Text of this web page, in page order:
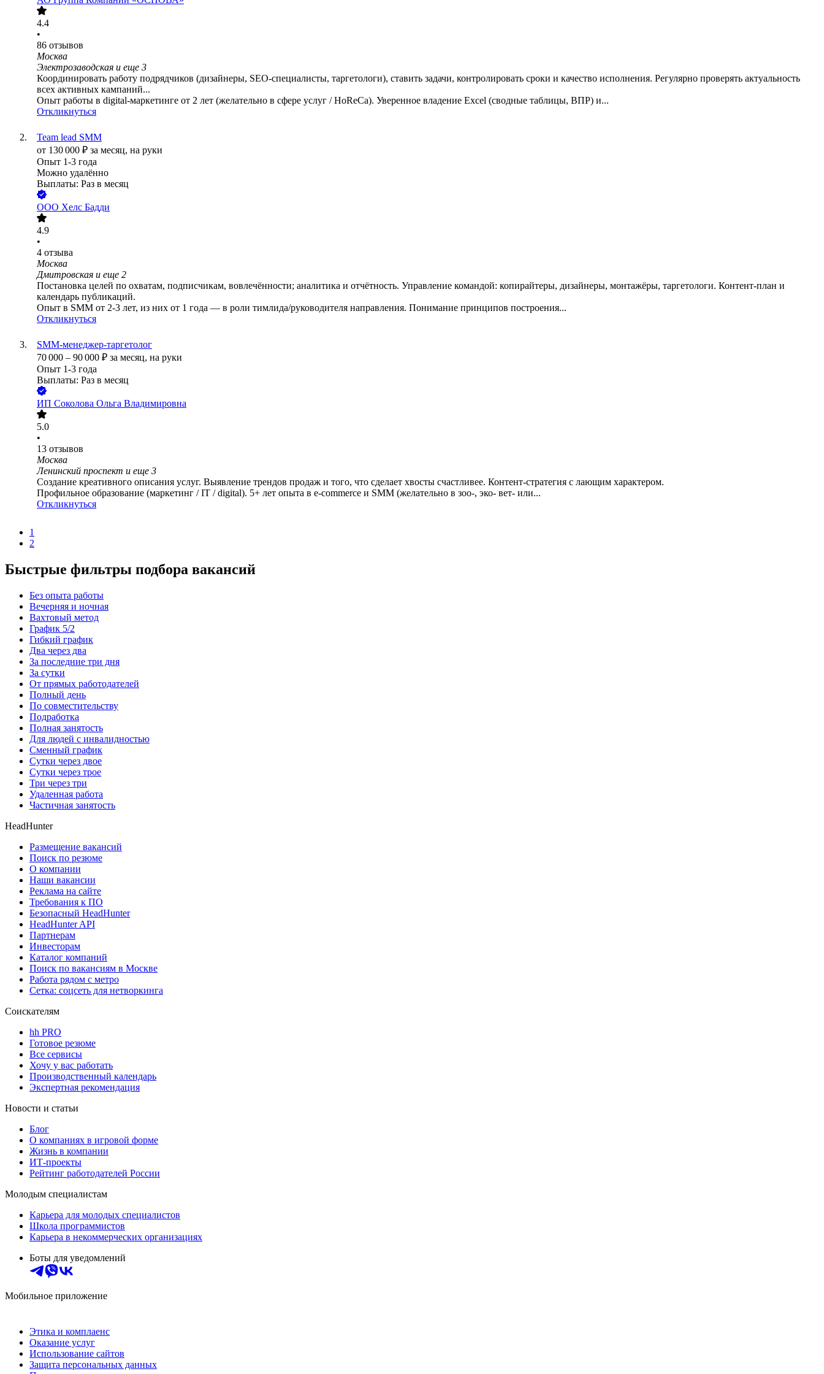
4.4
•
86 отзывов
Москва
Электрозаводская и еще 3
Координировать работу подрядчиков (дизайнеры, SEO-специалисты, таргетологи), ставить задачи, контролировать сроки и качество исполнения. Регулярно проверять актуальность
всех активных кампаний...
Опыт работы в digital-маркетинге от 2 лет (желательно в сфере услуг / HoReCa). Уверенное владение Excel (сводные таблицы, ВПР) и...
Откликнуться
Team lead SMM
от 130 000 ₽ за месяц, на руки
Опыт 1-3 года
Можно удалённо
Выплаты: Раз в месяц
ООО Хелс Бадди
4.9
•
4 отзыва
Москва
Дмитровская и еще 2
Постановка целей по охватам, подписчикам, вовлечённости; аналитика и отчётность. Управление командой: копирайтеры, дизайнеры, монтажёры, таргетологи. Контент-план и
календарь публикаций.
Опыт в SMM от 2-3 лет, из них от 1 года — в роли тимлида/руководителя направления. Понимание принципов построения...
Откликнуться
SMM-менеджер-таргетолог
70 000 – 90 000 ₽ за месяц, на руки
Опыт 1-3 года
Выплаты: Раз в месяц
ИП Соколова Ольга Владимировна
5.0
•
13 отзывов
Москва
Ленинский проспект и еще 3
Создание креативного описания услуг. Выявление трендов продаж и того, что сделает хвосты счастливее. Контент-стратегия с лающим характером.
Профильное образование (маркетинг / IT / digital). 5+ лет опыта в e-commerce и SMM (желательно в зоо-, эко- вет- или...
Откликнуться
1
2
Быстрые фильтры подбора вакансий
Без опыта работы
Вечерняя и ночная
Вахтовый метод
График 5/2
Гибкий график
Два через два
За последние три дня
За сутки
От прямых работодателей
Полный день
По совместительству
Подработка
Полная занятость
Для людей с инвалидностью
Сменный график
Сутки через двое
Сутки через трое
Три через три
Удаленная работа
Частичная занятость
HeadHunter
Размещение вакансий
Поиск по резюме
О компании
Наши вакансии
Реклама на сайте
Требования к ПО
Безопасный HeadHunter
HeadHunter API
Партнерам
Инвесторам
Каталог компаний
Поиск по вакансиям в Москве
Работа рядом с метро
Сетка: соцсеть для нетворкинга
Соискателям
hh PRO
Готовое резюме
Все сервисы
Хочу у вас работать
Производственный календарь
Экспертная рекомендация
Новости и статьи
Блог
О компаниях в игровой форме
Жизнь в компании
ИТ-проекты
Рейтинг работодателей России
Молодым специалистам
Карьера для молодых специалистов
Школа программистов
Карьера в некоммерческих организациях
Боты для уведомлений
Мобильное приложение
Этика и комплаенс
Оказание услуг
Использование сайтов
Защита персональных данных